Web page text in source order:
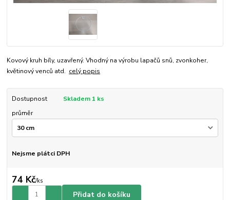
Kovový kruh bíly, uzavřený. Vhodný na výrobu lapačů snů, zvonkoher,
květinový venců atd. celý popis
Dostupnost
Skladem 1 ks
průměr
Nejsme plátci DPH
74 Kč/ks
Přidat do košíku